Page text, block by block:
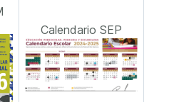
Calendario SEP